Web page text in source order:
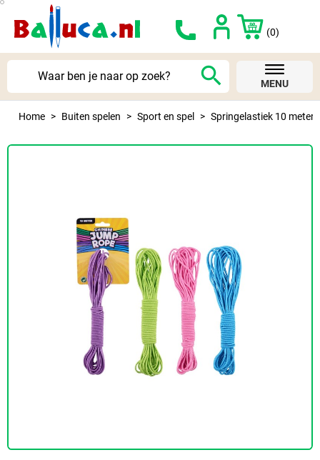
(0)
search MENU
Home Buiten spelen Sport en spel Springelastiek 10 meter